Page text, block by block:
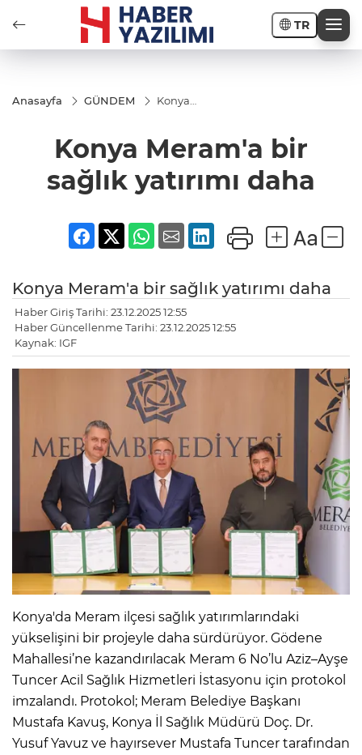
TR
Anasayfa GÜNDEM
Konya
sağlık
yatırımı
Konya Meram'a bir
sağlık yatırımı daha
Konya Meram'a bir sağlık yatırımı daha
Haber Giriş Tarihi: 23.12.2025 12:55
Haber Güncellenme Tarihi: 23.12.2025 12:55
Kaynak: IGF
Konya'da Meram ilçesi sağlık yatırımlarındaki
yükselişini bir projeyle daha sürdürüyor. Gödene
Mahallesi’ne kazandırılacak Meram 6 No’lu Aziz–Ayşe
Tuncer Acil Sağlık Hizmetleri İstasyonu için protokol
imzalandı. Protokol; Meram Belediye Başkanı
Mustafa Kavuş, Konya İl Sağlık Müdürü Doç. Dr.
Yusuf Yavuz ve hayırsever Mustafa Tuncer tarafından